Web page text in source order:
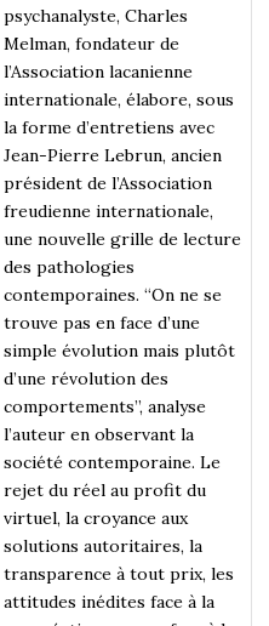
psychanalyste, Charles
Melman, fondateur de
l’Association lacanienne
internationale, élabore, sous
la forme d’entretiens avec
Jean-Pierre Lebrun, ancien
président de l’Association
freudienne internationale,
une nouvelle grille de lecture
des pathologies
contemporaines. “On ne se
trouve pas en face d’une
simple évolution mais plutôt
d’une révolution des
comportements”, analyse
l’auteur en observant la
société contemporaine. Le
rejet du réel au profit du
virtuel, la croyance aux
solutions autoritaires, la
transparence à tout prix, les
attitudes inédites face à la